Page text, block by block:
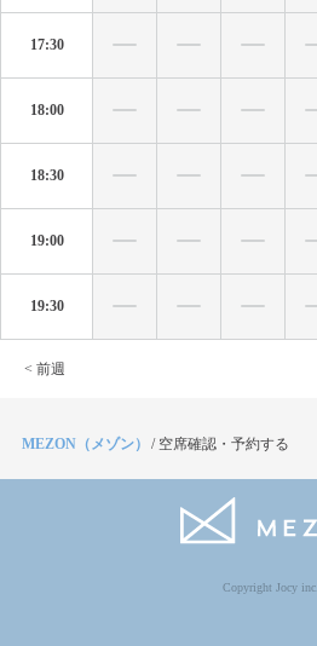
17:30
18:00
18:30
19:00
19:30
< 前週
MEZON（メゾン） / 空席確認・予約する
Copyright Jocy inc.